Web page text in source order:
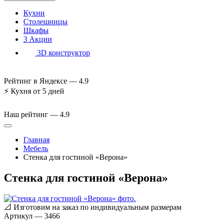
Кухни
Столешницы
Шкафы
3 Акции
3D конструктор
Рейтинг в Яндексе — 4.9
⚡ Кухня от 5 дней
Наш рейтинг — 4.9
Главная
Мебель
Стенка для гостиной «Верона»
Стенка для гостиной «Верона»
📐 Изготовим на заказ по индивидуальным размерам
Артикул — 3466